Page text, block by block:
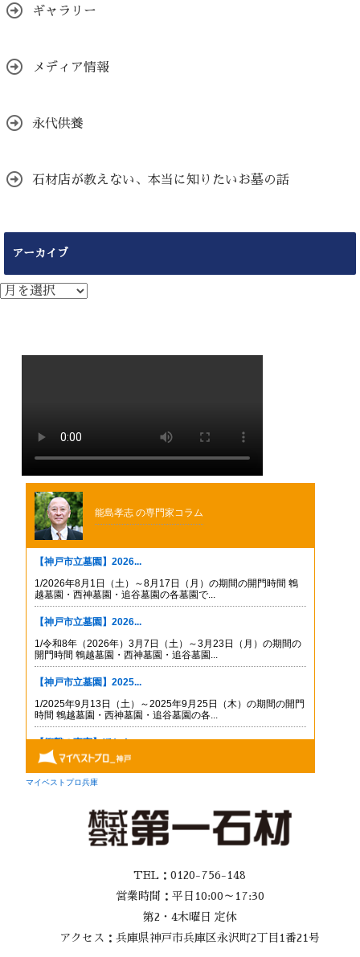
ギャラリー
メディア情報
永代供養
石材店が教えない、本当に知りたいお墓の話
アーカイブ
ア
ー
TEL：0120-756-148
営業時間：平日10:00～17:30
第2・4木曜日 定休
アクセス：兵庫県神戸市兵庫区永沢町2丁目1番21号